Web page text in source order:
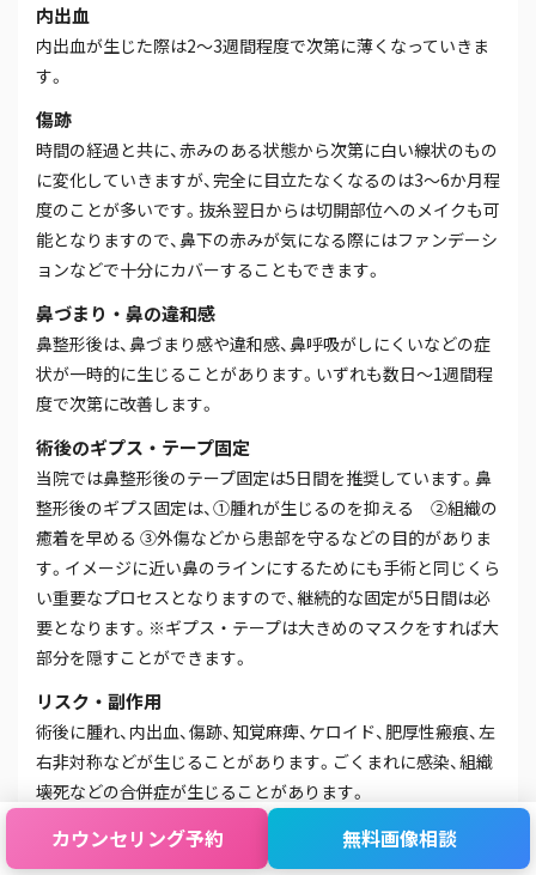
内出血
内出血が生じた際は2～3週間程度で次第に薄くなっていきま
す。
傷跡
時間の経過と共に、赤みのある状態から次第に白い線状のもの
に変化していきますが、完全に目立たなくなるのは3～6か月程
度のことが多いです。抜糸翌日からは切開部位へのメイクも可
能となりますので、鼻下の赤みが気になる際にはファンデーシ
ョンなどで十分にカバーすることもできます。
鼻づまり・鼻の違和感
鼻整形後は、鼻づまり感や違和感、鼻呼吸がしにくいなどの症
状が一時的に生じることがあります。いずれも数日～1週間程
度で次第に改善します。
術後のギプス・テープ固定
当院では鼻整形後のテープ固定は5日間を推奨しています。鼻
整形後のギプス固定は、①腫れが生じるのを抑える ②組織の
癒着を早める ③外傷などから患部を守るなどの目的がありま
す。イメージに近い鼻のラインにするためにも手術と同じくら
い重要なプロセスとなりますので、継続的な固定が5日間は必
要となります。※ギプス・テープは大きめのマスクをすれば大
部分を隠すことができます。
リスク・副作用
術後に腫れ、内出血、傷跡、知覚麻痺、ケロイド、肥厚性瘢痕、左
右非対称などが生じることがあります。ごくまれに感染、組織
壊死などの合併症が生じることがあります。
洗顔・入浴
シャワー・洗顔・洗髪は翌日から可能です。
カウンセリング予約 無料画像相談